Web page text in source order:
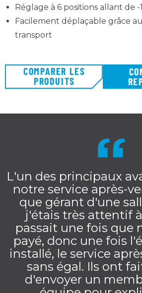
Réglage à 6 positions allant de
Facilement déplaçable grâce
transport
COMPARER LES
PRODUITS
L'un des principaux
notre service après-
que gérant d'une
j'étais très attentif
passait une fois que
payé, donc une fois
installé, le service
sans égal. Ils ont
d'envoyer un